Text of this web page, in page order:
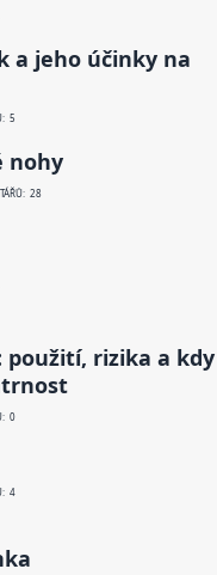
a jeho účinky na
5
nohy
28
použití, rizika a kdy
0
4